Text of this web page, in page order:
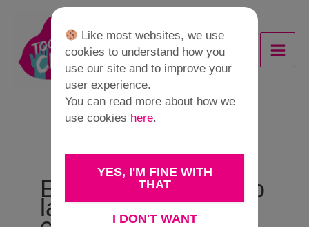
content
Etapa 1: Explorando
la propia
Like most websites, we use
cookies to understand how you
use our site and to improve your
user experience.
You can read more about how we
use cookies here.
YES, I'M FINE WITH
THAT
I DON'T WANT